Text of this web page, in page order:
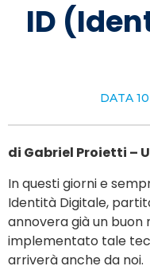
ID
DATA
di Gabriel Proietti –
In questi giorni e
Identità Digitale,
annovera già un buon
implementato tale
arriverà anche da noi.